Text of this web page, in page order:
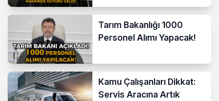
Tarım Bakanlığı 1000
Personel Alımı Yapacak!
Kamu Çalışanları Dikkat:
Servis Aracına Artık